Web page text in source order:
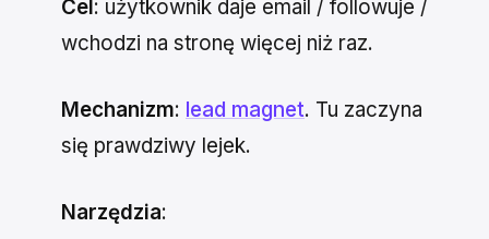
Cel: użytkownik daje email / followuje /
wchodzi na stronę więcej niż raz.
Mechanizm: lead magnet. Tu zaczyna
się prawdziwy lejek.
Narzędzia: